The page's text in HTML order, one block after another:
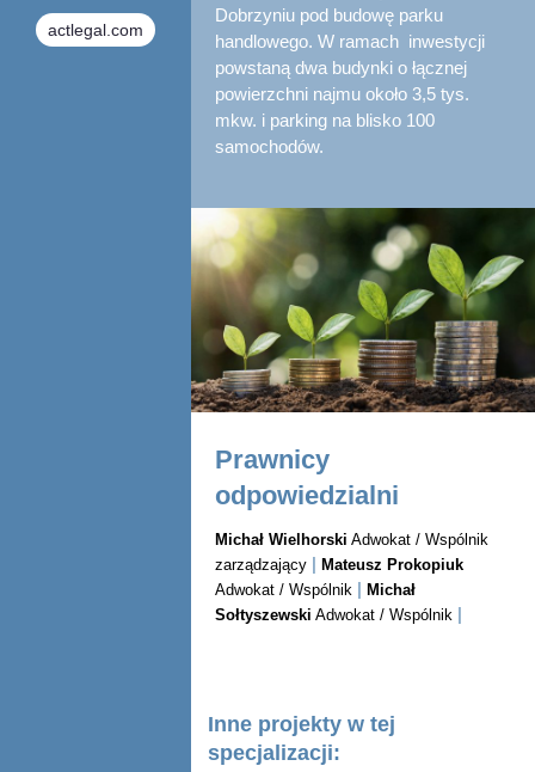
actlegal.com
Dobrzyniu pod budowę parku
handlowego. W ramach inwestycji
powstaną dwa budynki o łącznej
powierzchni najmu około 3,5 tys.
mkw. i parking na blisko 100
samochodów.
Prawnicy
odpowiedzialni
Michał Wielhorski Adwokat / Wspólnik
zarządzający | Mateusz Prokopiuk
Adwokat / Wspólnik | Michał
Sołtyszewski Adwokat / Wspólnik |
Inne projekty w tej
specjalizacji: